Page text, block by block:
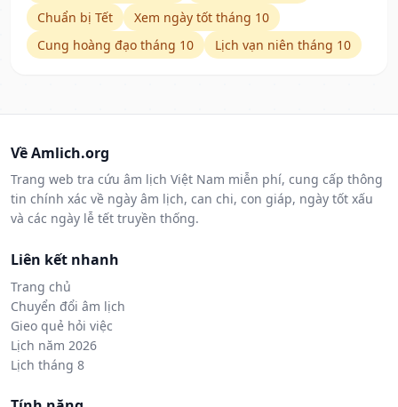
Chuẩn bị Tết
Xem ngày tốt tháng 10
Cung hoàng đạo tháng 10
Lịch vạn niên tháng 10
Về Amlich.org
Trang web tra cứu âm lịch Việt Nam miễn phí, cung cấp thông
tin chính xác về ngày âm lịch, can chi, con giáp, ngày tốt xấu
và các ngày lễ tết truyền thống.
Liên kết nhanh
Trang chủ
Chuyển đổi âm lịch
Gieo quẻ hỏi việc
Lịch năm 2026
Lịch tháng 8